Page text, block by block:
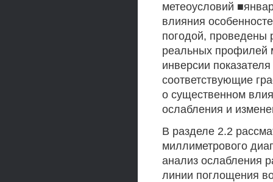
метеоусловий
влияния
погодой, проведены
реальных профилей
инверсии
соответствующие
о существенном
ослабления и
В разделе 2.2
миллиметрового
анализ ослабления
линии поглощения